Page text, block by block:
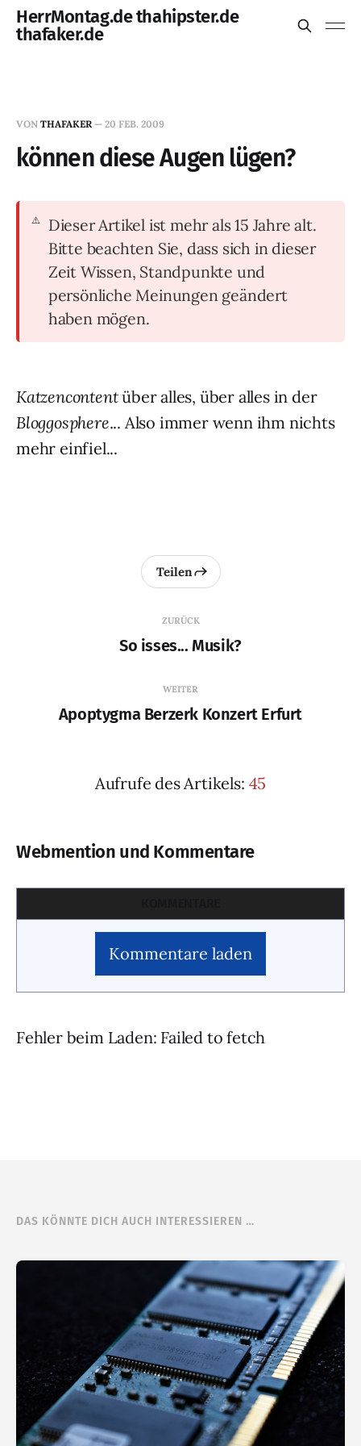
HerrMontag.de thahipster.de
thafaker.de
VON THAFAKER — 20 FEB. 2009
können diese Augen lügen?
Dieser Artikel ist mehr als 15 Jahre alt.
Bitte beachten Sie, dass sich in dieser
Zeit Wissen, Standpunkte und
persönliche Meinungen geändert
haben mögen.
Katzencontentüber alles, über alles in der
Bloggosphere... Also immer wenn ihm nichts
mehr einfiel...
ZURÜCK
So isses... Musik?
Teilen
WEITER
Apoptygma Berzerk Konzert Erfurt
Aufrufe des Artikels: 45
Webmention und Kommentare
Kommentare laden
Fehler beim Laden: Failed to fetch
DAS KÖNNTE DICH AUCH INTERESSIEREN …